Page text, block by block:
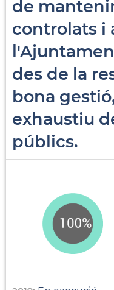
de
controlats i
des de la
bona
exhaustiu
públics.